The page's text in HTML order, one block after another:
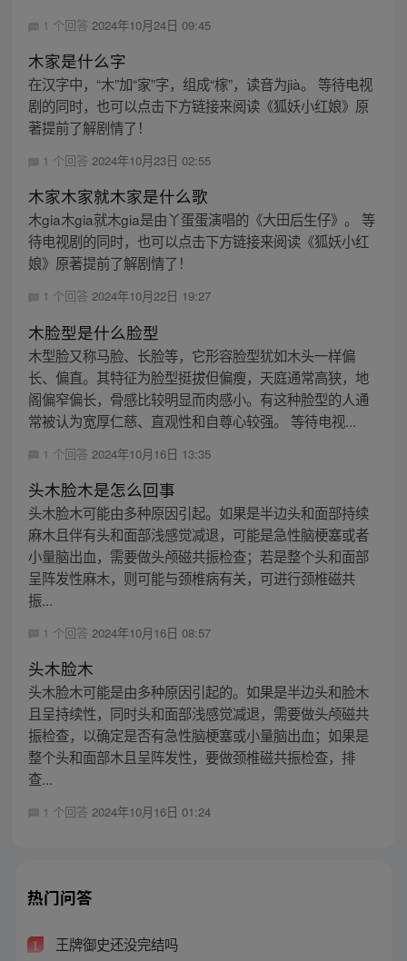
1 个回答 2024年10月24日 09:45
木家是什么字
在汉字中，“木”加“家”字，组成“榢”，读音为jià。 等待电视
剧的同时，也可以点击下方链接来阅读《狐妖小红娘》原
著提前了解剧情了！
1 个回答 2024年10月23日 02:55
木家木家就木家是什么歌
木gia木gia就木gia是由丫蛋蛋演唱的《大田后生仔》。 等
待电视剧的同时，也可以点击下方链接来阅读《狐妖小红
娘》原著提前了解剧情了！
1 个回答 2024年10月22日 19:27
木脸型是什么脸型
木型脸又称马脸、长脸等，它形容脸型犹如木头一样偏
长、偏直。其特征为脸型挺拔但偏瘦，天庭通常高狭，地
阁偏窄偏长，骨感比较明显而肉感小。有这种脸型的人通
常被认为宽厚仁慈、直观性和自尊心较强。 等待电视...
1 个回答 2024年10月16日 13:35
头木脸木是怎么回事
头木脸木可能由多种原因引起。如果是半边头和面部持续
麻木且伴有头和面部浅感觉减退，可能是急性脑梗塞或者
小量脑出血，需要做头颅磁共振检查；若是整个头和面部
呈阵发性麻木，则可能与颈椎病有关，可进行颈椎磁共
振...
1 个回答 2024年10月16日 08:57
头木脸木
头木脸木可能是由多种原因引起的。如果是半边头和脸木
且呈持续性，同时头和面部浅感觉减退，需要做头颅磁共
振检查，以确定是否有急性脑梗塞或小量脑出血；如果是
整个头和面部木且呈阵发性，要做颈椎磁共振检查，排
查...
1 个回答 2024年10月16日 01:24
热门问答
1 王牌御史还没完结吗